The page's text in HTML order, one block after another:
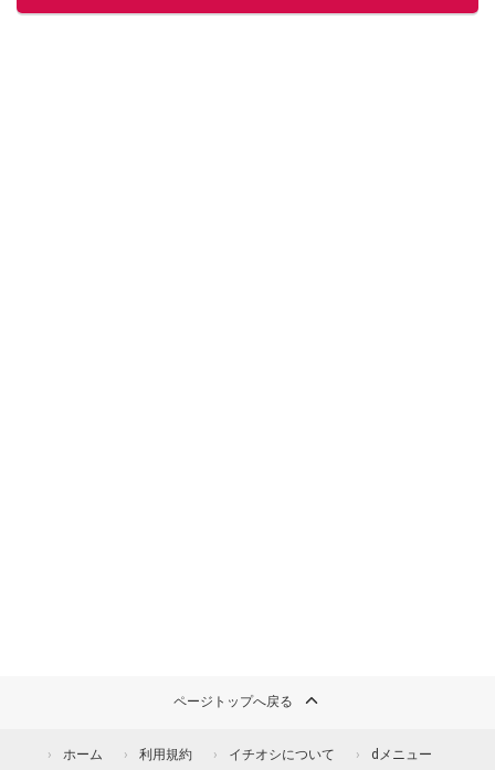
ページトップへ戻る
ホーム 利用規約 イチオシについて dメニュー